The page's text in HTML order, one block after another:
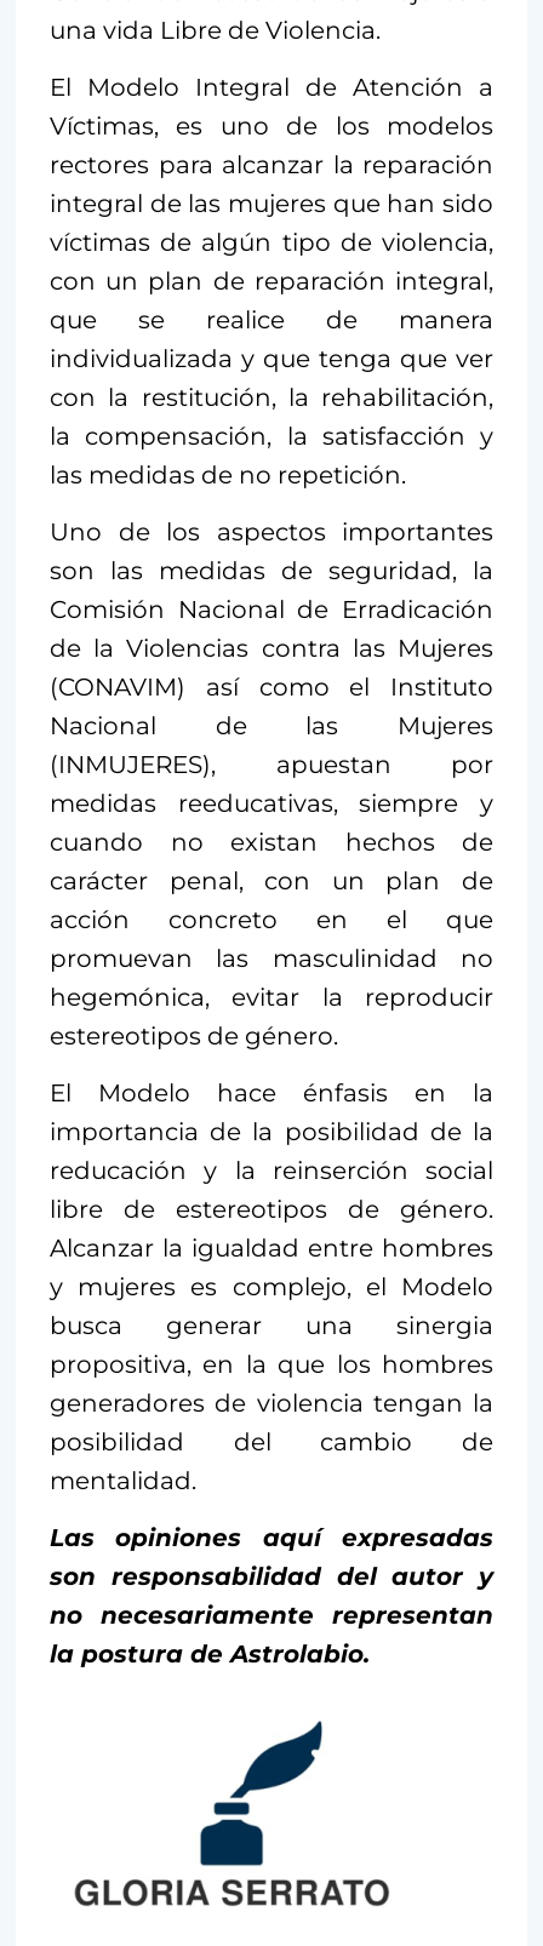
una vida Libre de Violencia.
El Modelo Integral de Atención a
Víctimas, es uno de los modelos
rectores para alcanzar la reparación
integral de las mujeres que han sido
víctimas de algún tipo de violencia,
con un plan de reparación integral,
que se realice de manera
individualizada y que tenga que ver
con la restitución, la rehabilitación,
la compensación, la satisfacción y
las medidas de no repetición.
Uno de los aspectos importantes
son las medidas de seguridad, la
Comisión Nacional de Erradicación
de la Violencias contra las Mujeres
(CONAVIM) así como el Instituto
Nacional de las Mujeres
(INMUJERES), apuestan por
medidas reeducativas, siempre y
cuando no existan hechos de
carácter penal, con un plan de
acción concreto en el que
promuevan las masculinidad no
hegemónica, evitar la reproducir
estereotipos de género.
El Modelo hace énfasis en la
importancia de la posibilidad de la
reducación y la reinserción social
libre de estereotipos de género.
Alcanzar la igualdad entre hombres
y mujeres es complejo, el Modelo
busca generar una sinergia
propositiva, en la que los hombres
generadores de violencia tengan la
posibilidad del cambio de
mentalidad.
Las opiniones aquí expresadas
son responsabilidad del autor y
no necesariamente representan
la postura de Astrolabio.